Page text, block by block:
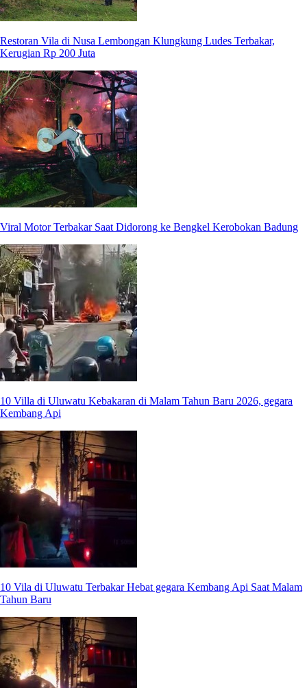
Restoran Vila di Nusa Lembongan Klungkung Ludes Terbakar,
Kerugian Rp 200 Juta
Viral Motor Terbakar Saat Didorong ke Bengkel Kerobokan Badung
10 Villa di Uluwatu Kebakaran di Malam Tahun Baru 2026, gegara
Kembang Api
10 Vila di Uluwatu Terbakar Hebat gegara Kembang Api Saat Malam
Tahun Baru